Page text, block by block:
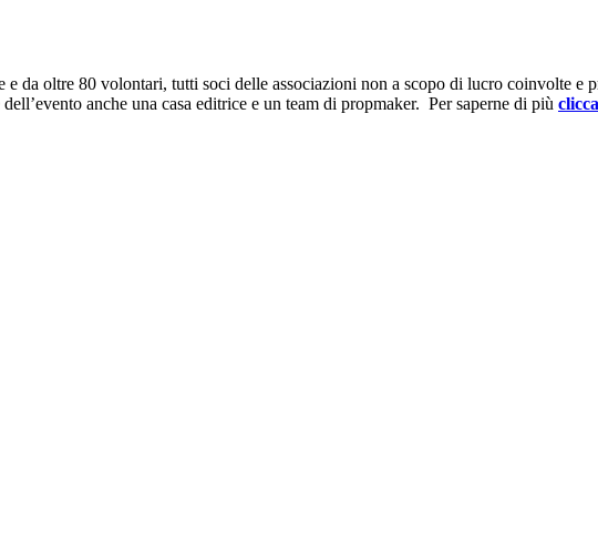
e da oltre 80 volontari, tutti soci delle associazioni non a scopo di lucro coinvolte
anche una casa editrice e un team di propmaker. Per saperne di più